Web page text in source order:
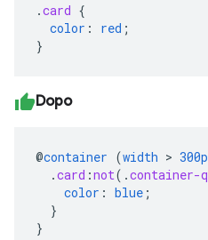
.card {
color : red ;
}
Dopo
@container (width >
.card :not( .
color : blue ;
}
}